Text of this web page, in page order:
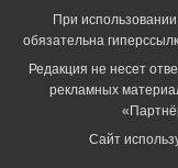
При
обязательна
Редакция не несет
рекламных
Сайт